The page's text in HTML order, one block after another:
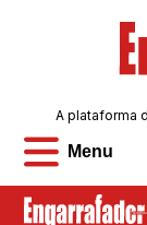
Menu
A plataforma